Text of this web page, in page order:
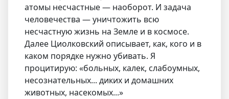
атомы несчастные — наоборот. И задача
человечества — уничтожить всю
несчастную жизнь на Земле и в космосе.
Далее Циолковский описывает, как, кого и в
каком порядке нужно убивать. Я
процитирую: «больных, калек, слабоумных,
несознательных... диких и домашних
животных, насекомых...»